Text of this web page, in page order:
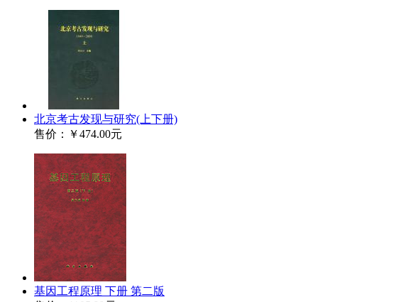
北京考古发现与研究(上下册)
售价：
￥474.00元
基因工程原理 下册 第二版